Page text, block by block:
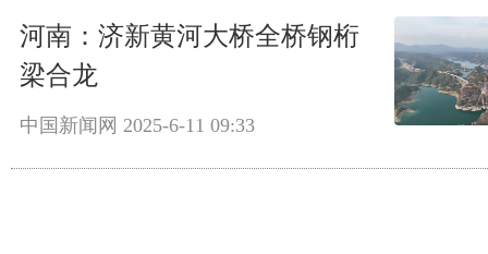
河南：济新黄河大桥全桥钢桁
梁合龙
中国新闻网 2025-6-11 09:33